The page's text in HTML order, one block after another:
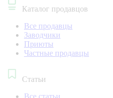
Каталог продавцов
Все продавцы
Заводчики
Приюты
Частные продавцы
Статьи
Все статьи